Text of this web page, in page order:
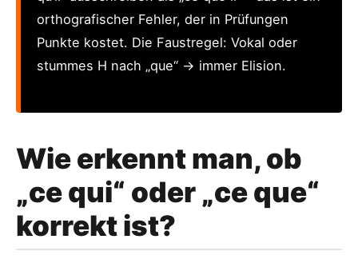
orthografischer Fehler, der in Prüfungen
Punkte kostet. Die Faustregel: Vokal oder
stummes H nach „que“ → immer Elision.
Wie erkennt man, ob
„ce qui“ oder „ce que“
korrekt ist?